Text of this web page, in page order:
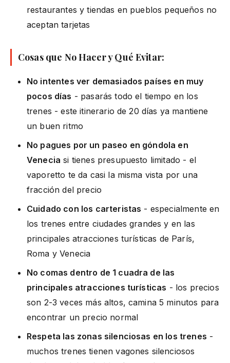
restaurantes y tiendas en pueblos pequeños no
aceptan tarjetas
Cosas que No Hacer y Qué Evitar:
No intentes ver demasiados países en muy
pocos días - pasarás todo el tiempo en los
trenes - este itinerario de 20 días ya mantiene
un buen ritmo
No pagues por un paseo en góndola en
Venecia si tienes presupuesto limitado - el
vaporetto te da casi la misma vista por una
fracción del precio
Cuidado con los carteristas - especialmente en
los trenes entre ciudades grandes y en las
principales atracciones turísticas de París,
Roma y Venecia
No comas dentro de 1 cuadra de las
principales atracciones turísticas - los precios
son 2-3 veces más altos, camina 5 minutos para
encontrar un precio normal
Respeta las zonas silenciosas en los trenes -
muchos trenes tienen vagones silenciosos